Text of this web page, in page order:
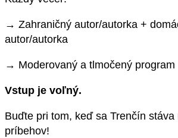
→ Zahraničný autor/autorka +
autor/autorka
→ Moderovaný a tlmočený program
Vstup je voľný.
Buďte pri tom, keď sa Trenčín stáva
príbehov!